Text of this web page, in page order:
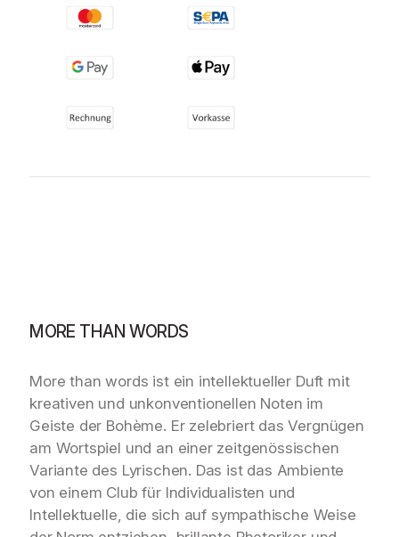
MORE THAN WORDS
More than words ist ein intellektueller Duft mit
kreativen und unkonventionellen Noten im
Geiste der Bohème. Er zelebriert das Vergnügen
am Wortspiel und an einer zeitgenössischen
Variante des Lyrischen. Das ist das Ambiente
von einem Club für Individualisten und
Intellektuelle, die sich auf sympathische Weise